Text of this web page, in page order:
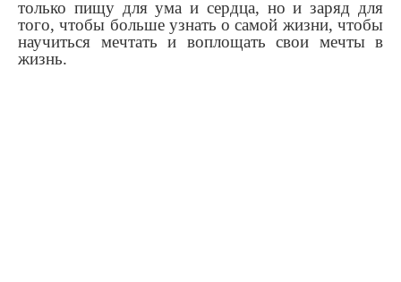
только пищу для ума и сердца, но и заряд для
того, чтобы больше узнать о самой жизни, чтобы
научиться мечтать и воплощать свои мечты в
жизнь.